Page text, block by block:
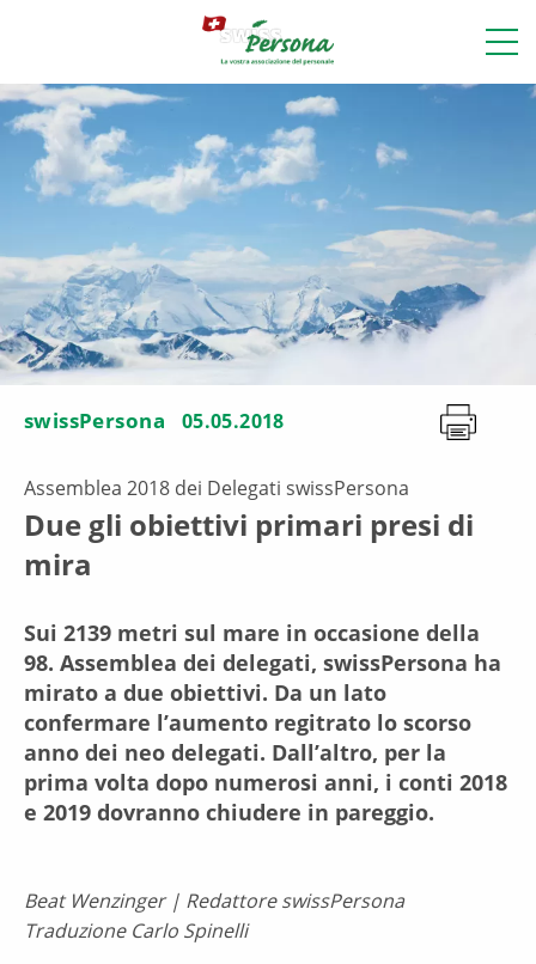
swissPersona 05.05.2018
Assemblea 2018 dei Delegati swissPersona
Due gli obiettivi primari presi di
mira
Sui 2139 metri sul mare in occasione della
98. Assemblea dei delegati, swissPersona ha
mirato a due obiettivi. Da un lato
confermare l’aumento regitrato lo scorso
anno dei neo delegati. Dall’altro, per la
prima volta dopo numerosi anni, i conti 2018
e 2019 dovranno chiudere in pareggio.
Beat Wenzinger | Redattore swissPersona
Traduzione Carlo Spinelli